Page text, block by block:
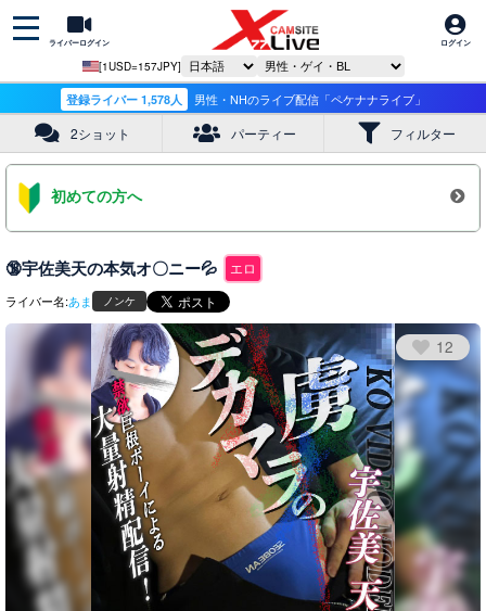
ライバーログイン ログイン
[1USD=157JPY]
登録ライバー 1,578人 男性・NHのライブ配信「ペケナナライブ」
2ショット パーティー フィルター
初めての方へ
🔞宇佐美天の本気オ〇ニー💦 エロ
ライバー名:あま ノンケ
12